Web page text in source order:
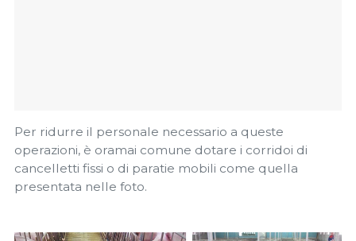
Per ridurre il personale necessario a queste
operazioni, è oramai comune dotare i corridoi di
cancelletti fissi o di paratie mobili come quella
presentata nelle foto.